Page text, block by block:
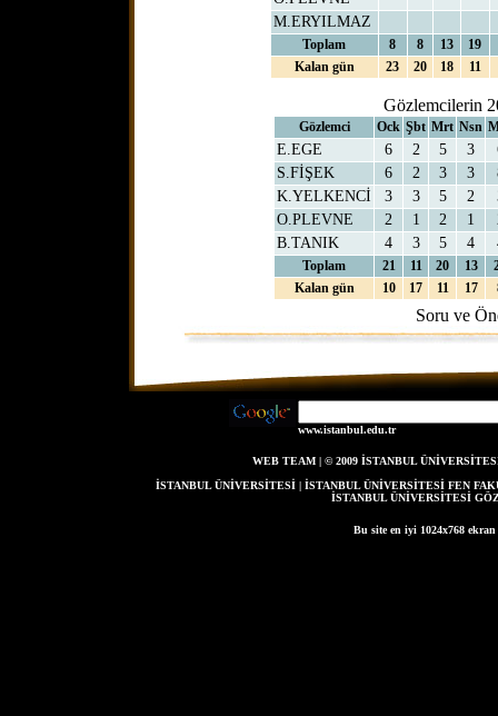
M.ERYILMAZ
Toplam 8 8 13 19
Kalan gün
23 20 18 11
Gözlemcilerin
Gözlemci Ock Şbt Mrt Nsn
E.EGE 6 2 5 3
S.FİŞEK
6 2 3 3
K.YELKENCİ
3 3 5 2
O.PLEVNE
2 1 2 1
B.TANIK
4 3 5 4
Toplam 21 11 20 13
Kalan gün
10 17 11 17
Soru ve
www.istanbul.edu.tr
WEB TEAM | © 2009 İSTANBUL
İSTANBUL ÜNİVERSİTESİ| İSTANBUL ÜNİVERSİTESİ FEN
İSTANBUL ÜNİVERSİTESİ
Bu site en iyi 1024x768